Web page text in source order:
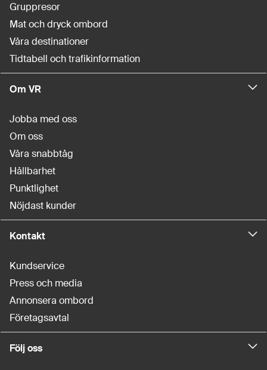
Gruppresor
Mat och dryck ombord
Våra destinationer
Tidtabell och trafikinformation
Om VR
Jobba med oss
Om oss
Våra snabbtåg
Hållbarhet
Punktlighet
Nöjdast kunder
Kontakt
Kundservice
Press och media
Annonsera ombord
Företagsavtal
Följ oss